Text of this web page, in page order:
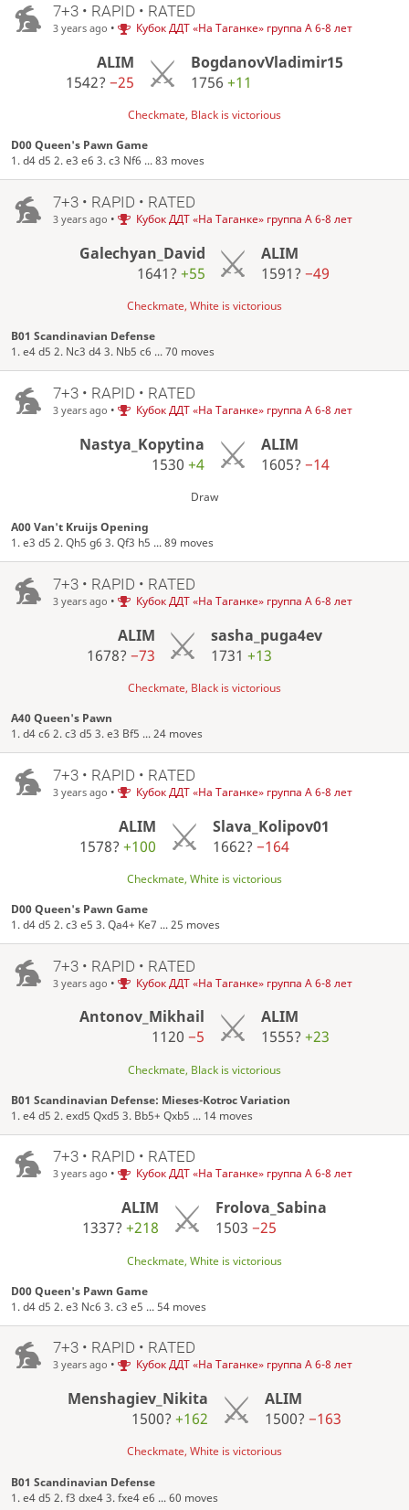
7+3 • RAPID • RATED
3 years ago • Кубок ДДТ «На Таганке» группа А 6-8 лет
ALIM
1542?−25
BogdanovVladimir15
1756 +11
Checkmate, Black is victorious
D00 Queen's Pawn Game
1. d4 d5 2. e3 e6 3. c3 Nf6 ... 83 moves
7+3 • RAPID • RATED
3 years ago • Кубок ДДТ «На Таганке» группа А 6-8 лет
Galechyan_David
1641? +55
ALIM
1591?−49
Checkmate, White is victorious
B01 Scandinavian Defense
1. e4 d5 2. Nc3 d4 3. Nb5 c6 ... 70 moves
7+3 • RAPID • RATED
3 years ago • Кубок ДДТ «На Таганке» группа А 6-8 лет
Nastya_Kopytina
1530+4
ALIM
1605? −14
Draw
A00 Van't Kruijs Opening
1. e3 d5 2. Qh5 g6 3. Qf3 h5 ... 89 moves
7+3 • RAPID • RATED
3 years ago • Кубок ДДТ «На Таганке» группа А 6-8 лет
ALIM
1678? −73
sasha_puga4ev
1731+13
Checkmate, Black is victorious
A40 Queen's Pawn
1. d4 c6 2. c3 d5 3. e3 Bf5 ... 24 moves
7+3 • RAPID • RATED
3 years ago • Кубок ДДТ «На Таганке» группа А 6-8 лет
ALIM
1578?+100
Slava_Kolipov01
1662? −164
Checkmate, White is victorious
D00 Queen's Pawn Game
1. d4 d5 2. c3 e5 3. Qa4+ Ke7 ... 25 moves
7+3 • RAPID • RATED
3 years ago • Кубок ДДТ «На Таганке» группа А 6-8 лет
Antonov_Mikhail
1120−5
ALIM
1555? +23
Checkmate, Black is victorious
B01 Scandinavian Defense: Mieses-Kotroc Variation
1. e4 d5 2. exd5 Qxd5 3. Bb5+ Qxb5 ... 14 moves
7+3 • RAPID • RATED
3 years ago • Кубок ДДТ «На Таганке» группа А 6-8 лет
ALIM
1337?+218
Frolova_Sabina
1503 −25
Checkmate, White is victorious
D00 Queen's Pawn Game
1. d4 d5 2. e3 Nc6 3. c3 e5 ... 54 moves
7+3 • RAPID • RATED
3 years ago • Кубок ДДТ «На Таганке» группа А 6-8 лет
Menshagiev_Nikita
1500?+162
ALIM
1500? −163
Checkmate, White is victorious
B01 Scandinavian Defense
1. e4 d5 2. f3 dxe4 3. fxe4 e6 ... 60 moves